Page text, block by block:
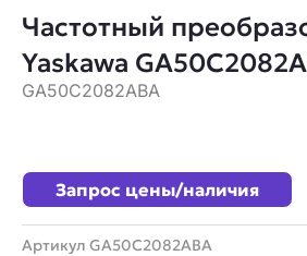
Частотный
Yaskawa
GA50C2082ABA
Запрос цены/наличия
Артикул GA50C2082ABA